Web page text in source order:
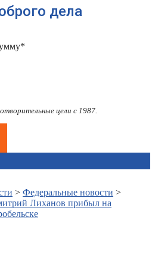
дела
цели с 1987.
> Федеральные новости >
Лиханов прибыл на